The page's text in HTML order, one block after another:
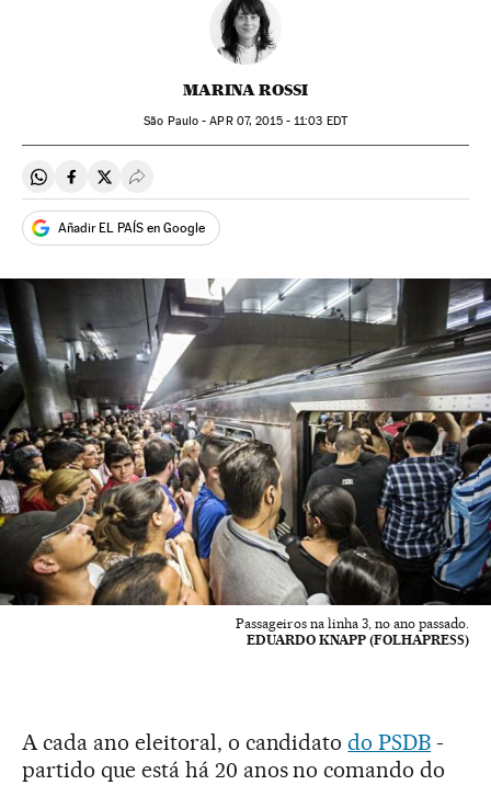
MARINA ROSSI
São Paulo -APR07, 2015 - 11:03 EDT
Compartir en Whatsapp
Compartir en Facebook
Compartir en Twitter
Desplegar Redes Sociales
Añadir EL PAÍS en Google
Passageiros na linha 3, no ano passado.
EDUARDO KNAPP (FOLHAPRESS)
A cada ano eleitoral, o candidatodo PSDB -
partido que está há 20 anos no comando do